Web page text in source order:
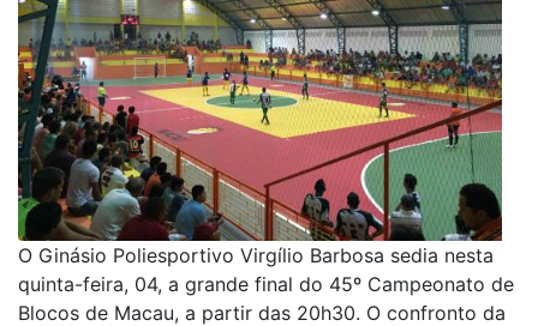
O Ginásio Poliesportivo Virgílio Barbosa sedia nesta
quinta-feira, 04, a grande final do 45º Campeonato de
Blocos de Macau, a partir das 20h30. O confronto da